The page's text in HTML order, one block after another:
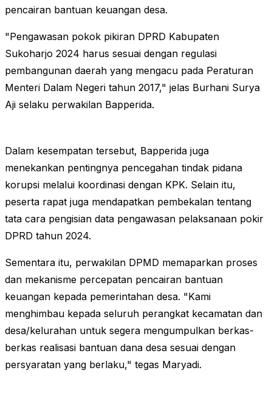
pencairan bantuan keuangan desa.
"Pengawasan pokok pikiran DPRD Kabupaten
Sukoharjo 2024 harus sesuai dengan regulasi
pembangunan daerah yang mengacu pada Peraturan
Menteri Dalam Negeri tahun 2017," jelas Burhani Surya
Aji selaku perwakilan Bapperida.
Dalam kesempatan tersebut, Bapperida juga
menekankan pentingnya pencegahan tindak pidana
korupsi melalui koordinasi dengan KPK. Selain itu,
peserta rapat juga mendapatkan pembekalan tentang
tata cara pengisian data pengawasan pelaksanaan pokir
DPRD tahun 2024.
Sementara itu, perwakilan DPMD memaparkan proses
dan mekanisme percepatan pencairan bantuan
keuangan kepada pemerintahan desa. "Kami
menghimbau kepada seluruh perangkat kecamatan dan
desa/kelurahan untuk segera mengumpulkan berkas-
berkas realisasi bantuan dana desa sesuai dengan
persyaratan yang berlaku," tegas Maryadi.